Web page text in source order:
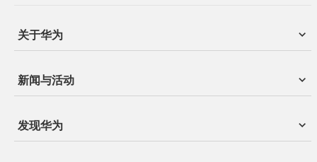
关于华为
新闻与活动
发现华为